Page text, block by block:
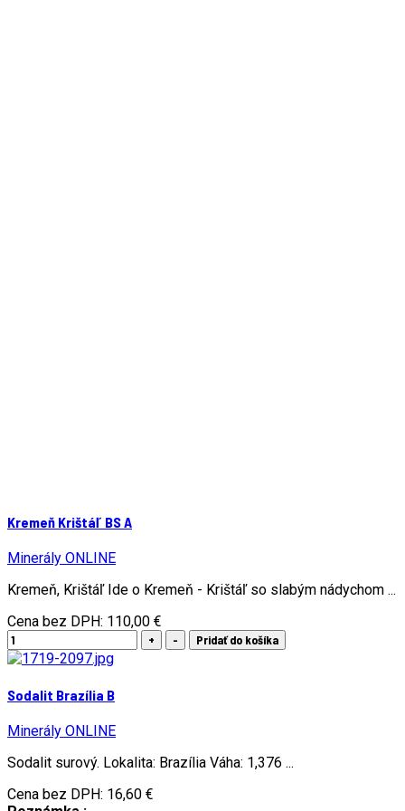
Kremeň Krištáľ BS A
Minerály ONLINE
Kremeň, Krištáľ Ide o Kremeň - Krištáľ so slabým nádychom ...
Cena bez DPH: 110,00 €
Sodalit Brazília B
Minerály ONLINE
Sodalit surový. Lokalita: Brazília Váha: 1,376 ...
Cena bez DPH: 16,60 €